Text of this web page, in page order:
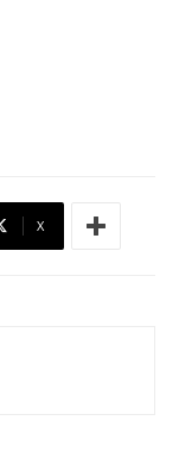
X